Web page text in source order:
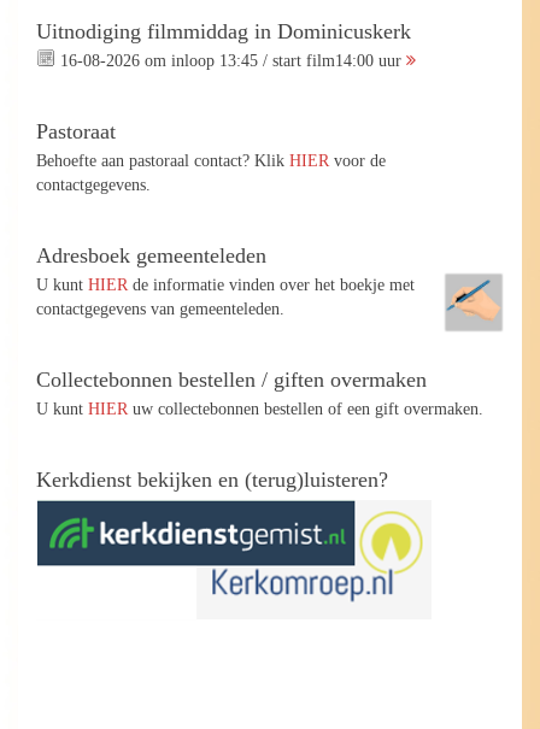
Uitnodiging filmmiddag in Dominicuskerk
16-08-2026 om inloop 13:45 / start film14:00 uur
Pastoraat
Behoefte aan pastoraal contact? Klik HIER voor de
contactgegevens.
Adresboek gemeenteleden
U kunt HIER de informatie vinden over het boekje met
contactgegevens van gemeenteleden.
Collectebonnen bestellen / giften overmaken
U kunt HIER uw collectebonnen bestellen of een gift overmaken.
Kerkdienst bekijken en (terug)luisteren?